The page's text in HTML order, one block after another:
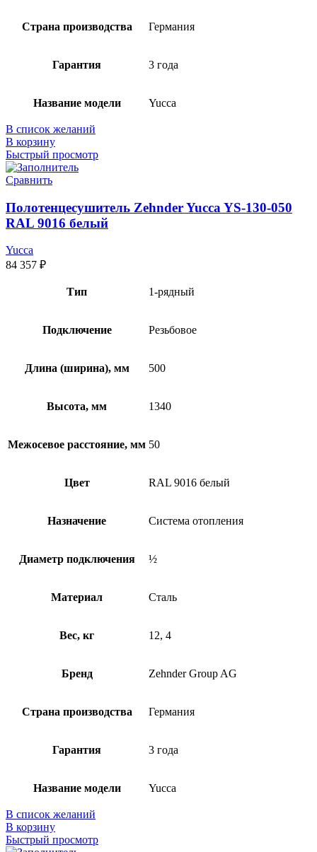
Страна производства Германия
Гарантия 3 года
Название модели Yucca
В список желаний
В корзину
Быстрый просмотр
Сравнить
Полотенцесушитель Zehnder Yucca YS-130-050
RAL 9016 белый
Yucca
84 357 ₽
Тип 1-рядный
Подключение Резьбовое
Длина (ширина), мм 500
Высота, мм 1340
Межосевое расстояние, мм 50
Цвет RAL 9016 белый
Назначение Система отопления
Диаметр подключения ½
Материал Сталь
Вес, кг 12, 4
Бренд Zehnder Group AG
Страна производства Германия
Гарантия 3 года
Название модели Yucca
В список желаний
В корзину
Быстрый просмотр